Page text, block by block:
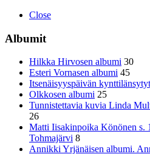
Close
Albumit
Hilkka Hirvosen albumi 30
Esteri Vornasen albumi 45
Itsenäisyyspäivän
Olkkosen albumi 25
Tunnistettavia kuvia Linda
26
Matti Iisakinpoika Könönen s.
Tohmajärvi 8
Annikki Yrjänäisen albumi.